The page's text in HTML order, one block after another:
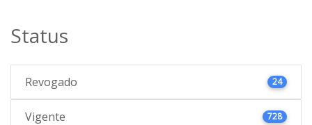
Status
Revogado 24
Vigente 728